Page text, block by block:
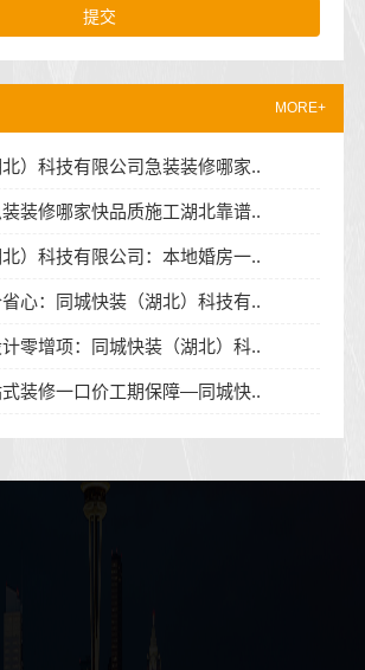
MORE+
）科技有限公司急装装修哪家..
装修哪家快品质施工湖北靠谱..
）科技有限公司：本地婚房一..
心：同城快装（湖北）科技有..
零增项：同城快装（湖北）科..
装修一口价工期保障—同城快..
提交